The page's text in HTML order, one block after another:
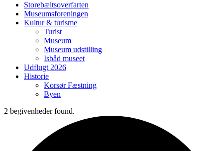
Storebæltsoverfarten
Museumsforeningen
Kultur & turisme
Turist
Museum
Museum udstilling
Isbåd museet
Udflugt 2026
Historie
Korsør Fæstning
Byen
2 begivenheder found.